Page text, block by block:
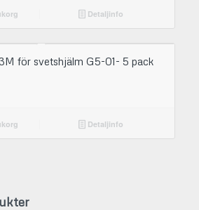
Detaljinfo
för svetshjälm G5-01- 5 pack
Detaljinfo